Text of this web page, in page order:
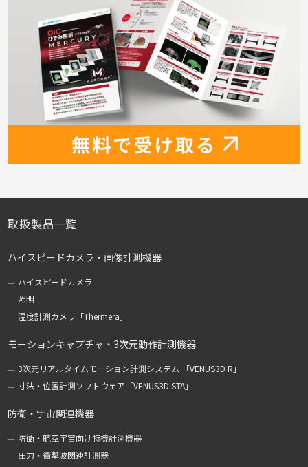
取扱製品一覧
ハイスピードカメラ・画像計測機器
ハイスピードカメラ
照明
温度計測カメラ「Thermera」
モーションキャプチャ・3次元動作計測機器
3次元リアルタイムモーション計測システム 「VENUS3D R」
寸法・位置計測ソフトウェア「VENUS3D STA」
防衛・宇宙関連機器
防衛・航空宇宙向け特機計測機器
圧力・衝撃波関連計測器